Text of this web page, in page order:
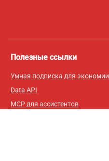
Полезные ссылки
Умная подписка для экономии
Data API
MCP для ассистентов